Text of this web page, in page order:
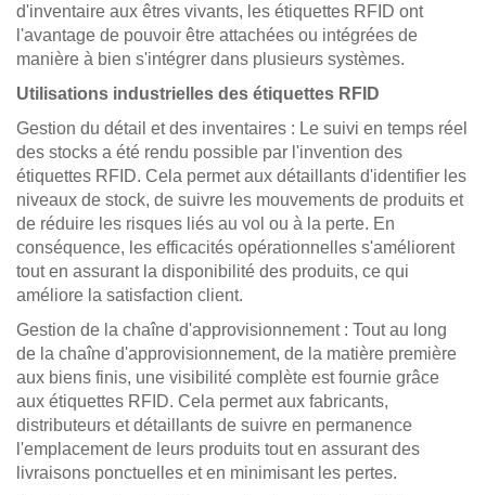
d'inventaire aux êtres vivants, les étiquettes RFID ont
l'avantage de pouvoir être attachées ou intégrées de
manière à bien s'intégrer dans plusieurs systèmes.
Utilisations industrielles des étiquettes RFID
Gestion du détail et des inventaires : Le suivi en temps réel
des stocks a été rendu possible par l'invention des
étiquettes RFID. Cela permet aux détaillants d'identifier les
niveaux de stock, de suivre les mouvements de produits et
de réduire les risques liés au vol ou à la perte. En
conséquence, les efficacités opérationnelles s'améliorent
tout en assurant la disponibilité des produits, ce qui
améliore la satisfaction client.
Gestion de la chaîne d'approvisionnement : Tout au long
de la chaîne d'approvisionnement, de la matière première
aux biens finis, une visibilité complète est fournie grâce
aux étiquettes RFID. Cela permet aux fabricants,
distributeurs et détaillants de suivre en permanence
l'emplacement de leurs produits tout en assurant des
livraisons ponctuelles et en minimisant les pertes.